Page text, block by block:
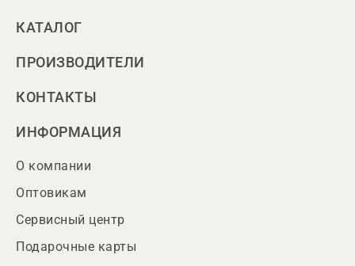
КАТАЛОГ
ПРОИЗВОДИТЕЛИ
КОНТАКТЫ
ИНФОРМАЦИЯ
О компании
Оптовикам
Сервисный центр
Подарочные карты